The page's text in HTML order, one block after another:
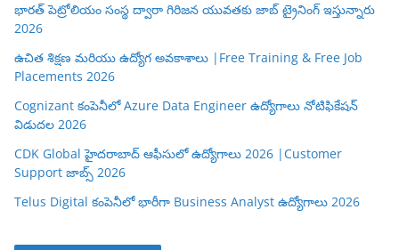
భారత్ పెట్రోలియం సంస్థ ద్వారా గిరిజన యువతకు జాబ్ ట్రైనింగ్ ఇస్తున్నారు
2026
ఉచిత శిక్షణ మరియు ఉద్యోగ అవకాశాలు |Free Training & Free Job
Placements 2026
Cognizant కంపెనీలో Azure Data Engineer ఉద్యోగాలు నోటిఫికేషన్
విడుదల 2026
CDK Global హైదరాబాద్ ఆఫీసులో ఉద్యోగాలు 2026 |Customer
Support జాబ్స్ 2026
Telus Digital కంపెనీలో భారీగా Business Analyst ఉద్యోగాలు 2026